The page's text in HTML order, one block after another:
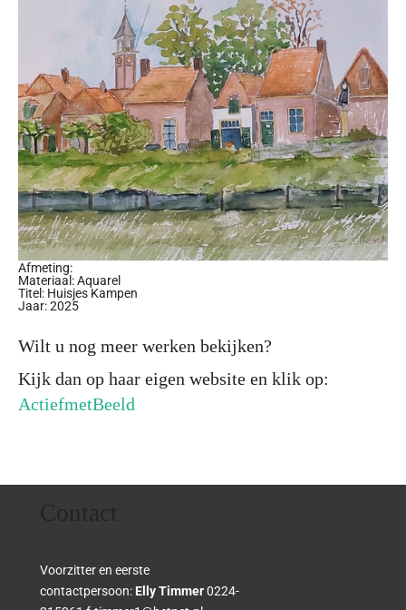
Afmeting:
Materiaal: Aquarel
Titel: Huisjes Kampen
Jaar: 2025
Wilt u nog meer werken bekijken?
Kijk dan op haar eigen website en klik op:
ActiefmetBeeld
Voorzitter en eerste
contactpersoon: Elly Timmer0224-